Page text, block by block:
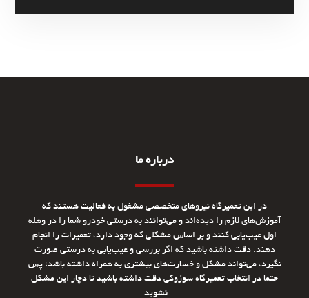
درباره ما
در این تعمیرگاه نیروهای متخصصی مشغول به فعالیت هستند که
آموزش‌های لازم را دیده‌اند و می‌توانند به درستی خودرو شما را در وهله
اول عیب‌یابی کنند و بر اساس مشکلی که وجود دارد، تعمیرات را انجام
دهند. دقت داشته باشید که اگر بررسی و عیب‌یابی به درستی صورت
نگیرد، می‌تواند مشکل و خسارت‌های بیشتری به همراه داشته باشد؛ پس
حتما در انتخاب تعمیرگاه سوزوکی دقت داشته باشید تا دچار این مشکل
نشوید.